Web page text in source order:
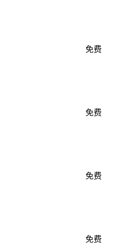
免费
免费
免费
免费